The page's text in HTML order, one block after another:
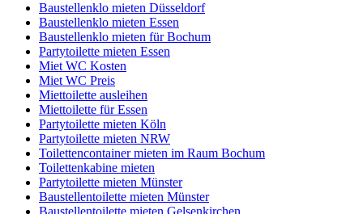
Baustellenklo mieten Düsseldorf
Baustellenklo mieten Essen
Baustellenklo mieten für Bochum
Partytoilette mieten Essen
Miet WC Kosten
Miet WC Preis
Miettoilette ausleihen
Miettoilette für Essen
Partytoilette mieten Köln
Partytoilette mieten NRW
Toilettencontainer mieten im Raum Bochum
Toilettenkabine mieten
Partytoilette mieten Münster
Baustellentoilette mieten Münster
Baustellentoilette mieten Gelsenkirchen